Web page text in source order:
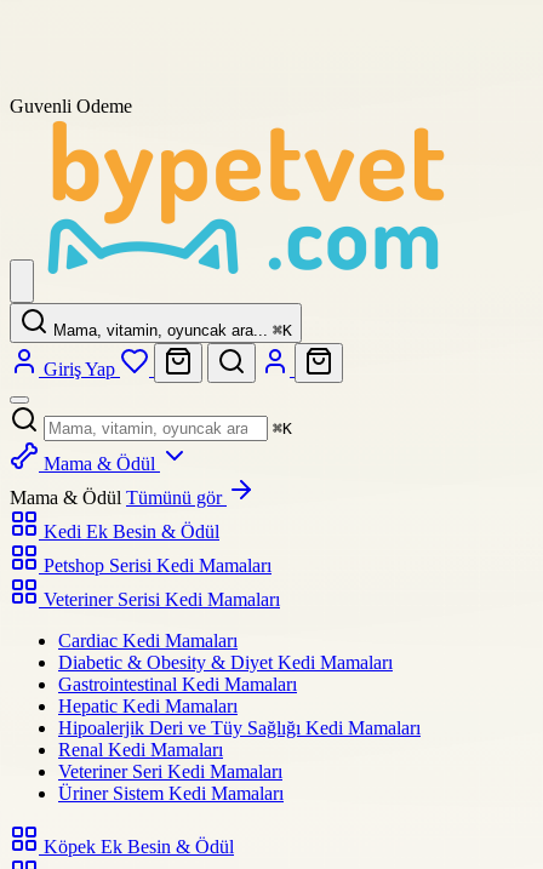
Guvenli Odeme
Mama, vitamin, oyuncak ara... ⌘K
Giriş Yap
⌘K
Mama & Ödül
Mama & Ödül Tümünü gör
Kedi Ek Besin & Ödül
Petshop Serisi Kedi Mamaları
Veteriner Serisi Kedi Mamaları
Cardiac Kedi Mamaları
Diabetic & Obesity & Diyet Kedi Mamaları
Gastrointestinal Kedi Mamaları
Hepatic Kedi Mamaları
Hipoalerjik Deri ve Tüy Sağlığı Kedi Mamaları
Renal Kedi Mamaları
Veteriner Seri Kedi Mamaları
Üriner Sistem Kedi Mamaları
Köpek Ek Besin & Ödül